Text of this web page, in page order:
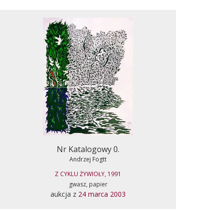
Nr Katalogowy 0.
Andrzej Fogtt
Z CYKLU ŻYWIOŁY, 1991
gwasz, papier
aukcja z 24 marca 2003